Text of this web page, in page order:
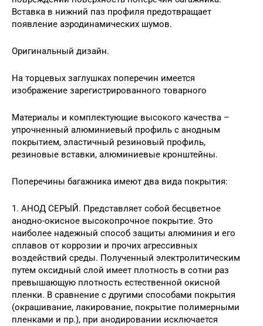
Вставка в нижний паз профиля предотвращает
появление аэродинамических шумов.
Оригинальный дизайн.
На торцевых заглушках поперечин имеется
изображение зарегистрированного товарного
Материалы и комплектующие высокого качества –
упрочненный алюминиевый профиль с анодным
покрытием, эластичный резиновый профиль,
резиновые вставки, алюминиевые кронштейны.
Поперечины багажника имеют два вида покрытия:
1. АНОД СЕРЫЙ. Представляет собой бесцветное
анодно-окисное высокопрочное покрытие. Это
наиболее надежный способ защиты алюминия и его
сплавов от коррозии и прочих агрессивных
воздействий среды. Полученный электролитическим
путем оксидный слой имеет плотность в сотни раз
превышающую плотность естественной окисной
пленки. В сравнение с другими способами покрытия
(окрашивание, лакирование, покрытие полимерными
пленками и пр.), при анодировании исключается